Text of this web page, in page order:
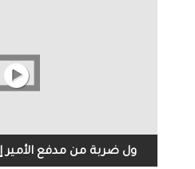
العويس وسد الاعمال أ انور
عبدالكريم
ول ضربة من مدفع الأمير